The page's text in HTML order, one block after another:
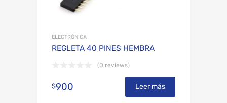
ELECTRÓNICA
REGLETA 40 PINES HEMBRA
(0 reviews)
$900 Leer más